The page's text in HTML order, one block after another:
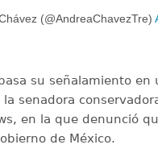
(@AndreaChavezTre)
su señalamiento en
senadora
en la que denunció
de México.